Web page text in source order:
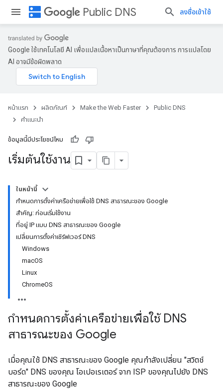
dns Public DNS ลงชื่อเข้าใช้
Google ใช้เทคโนโลยี AI เพื่อแปลเนื้อหาเป็นภาษาที่คุณต้องการ การแปลโดย
AI อาจมีข้อผิดพลาด
หน้าแรก ผลิตภัณฑ์ Make the Web Faster
Public DNS
คำแนะนำ
ข้อมูลนี้มีประโยชน์ไหม
เริ่มต้นใช้งาน
ในหน้านี้
กำหนดการตั้งค่าเครือข่ายเพื่อใช้ DNS สาธารณะของ Google
สำคัญ: ก่อนเริ่มใช้งาน
ที่อยู่ IP แบบ DNS สาธารณะของ Google
เปลี่ยนการตั้งค่าเซิร์ฟเวอร์ DNS
Windows
macOS
Linux
ChromeOS
กำหนดการตั้งค่าเครือข่ายเพื่อใช้ DNS
สาธารณะของ Google
เมื่อคุณใช้ DNS สาธารณะของ Google คุณกำลังเปลี่ยน "สวิตช์
บอร์ด" DNS ของคุณ โอเปอเรเตอร์ จาก ISP ของคุณไปยัง DNS
สาธารณะของ Google